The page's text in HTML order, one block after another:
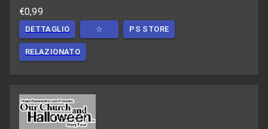
€0,99
DETTAGLIO ☆ PS STORE
RELAZIONATO